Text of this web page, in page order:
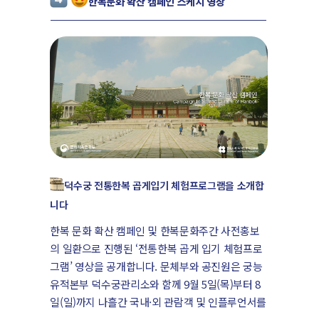
덕수궁 전통한복 곱게입기 체험프로그램을 소개합
니다
한복 문화 확산 캠페인 및 한복문화주간 사전홍보
의 일환으로 진행된 ‘전통한복 곱게 입기 체험프로
그램’ 영상을 공개합니다. 문체부와 공진원은 궁능
유적본부 덕수궁관리소와 함께 9월 5일(목)부터 8
일(일)까지 나흘간 국내·외 관람객 및 인플루언서를